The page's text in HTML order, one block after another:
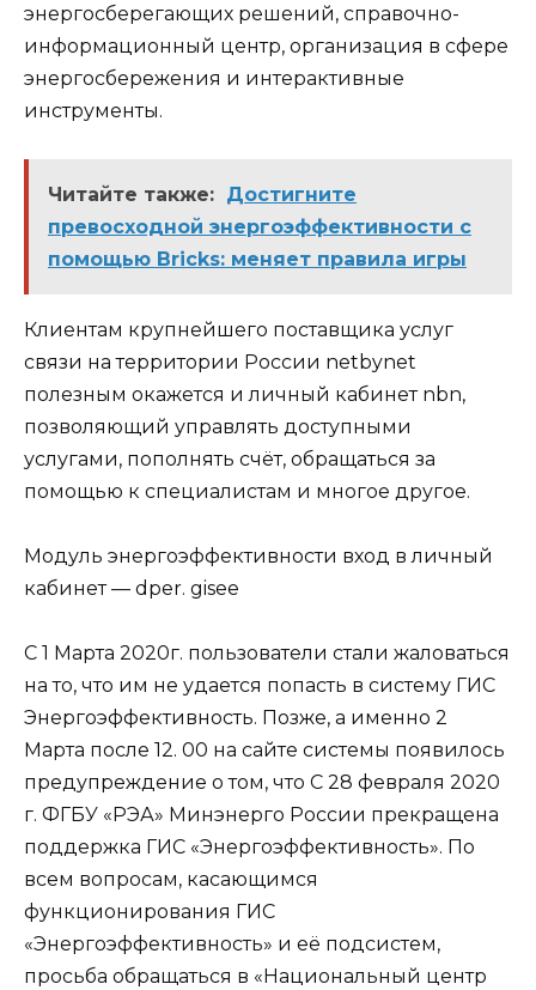
энергосберегающих решений, справочно-
информационный центр, организация в сфере
энергосбережения и интерактивные
инструменты.
Читайте также: Достигните
превосходной энергоэффективности с
помощью Bricks: меняет правила игры
Клиентам крупнейшего поставщика услуг
связи на территории России netbynet
полезным окажется и личный кабинет nbn,
позволяющий управлять доступными
услугами, пополнять счёт, обращаться за
помощью к специалистам и многое другое.
Модуль энергоэффективности вход в личный
кабинет — dper. gisee
С 1 Марта 2020г. пользователи стали жаловаться
на то, что им не удается попасть в систему ГИС
Энергоэффективность. Позже, а именно 2
Марта после 12. 00 на сайте системы появилось
предупреждение о том, что C 28 февраля 2020
г. ФГБУ «РЭА» Минэнерго России прекращена
поддержка ГИС «Энергоэффективность». По
всем вопросам, касающимся
функционирования ГИС
«Энергоэффективность» и её подсистем,
просьба обращаться в «Национальный центр